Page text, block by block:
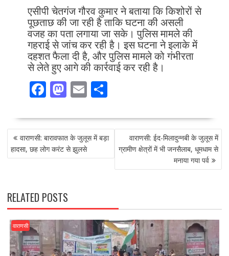
एसीपी चेतगंज गौरव कुमार ने बताया कि किशोरों से
पूछताछ की जा रही है ताकि घटना की असली
वजह का पता लगाया जा सके। पुलिस मामले की
गहराई से जांच कर रही है। इस घटना ने इलाके में
दहशत फैला दी है, और पुलिस मामले को गंभीरता
से लेते हुए आगे की कार्रवाई कर रही है।
F
e
b
o
k
M
to
d
o
E
ai
l
S
ar
e
POST
NAVIGATION
वाराणसी: बारावफात के जुलूस में बड़ा
हादसा, छह लोग करंट से झुलसे
वाराणसी: ईद-मिलादुन्नबी के जुलूस में
ग्रामीण क्षेत्रों में भी जनसैलाब, धूमधाम से
मनाया गया पर्व
RELATED POSTS
वाराणसी